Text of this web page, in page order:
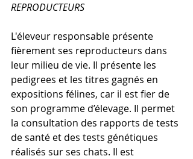
REPRODUCTEURS
L'éleveur responsable présente
fièrement ses reproducteurs dans
leur milieu de vie. Il présente les
pedigrees et les titres gagnés en
expositions félines, car il est fier de
son programme d’élevage. Il permet
la consultation des rapports de tests
de santé et des tests génétiques
réalisés sur ses chats. Il est